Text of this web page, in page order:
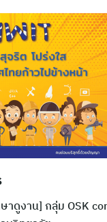
ดูงาน] กลุ่ม OSK